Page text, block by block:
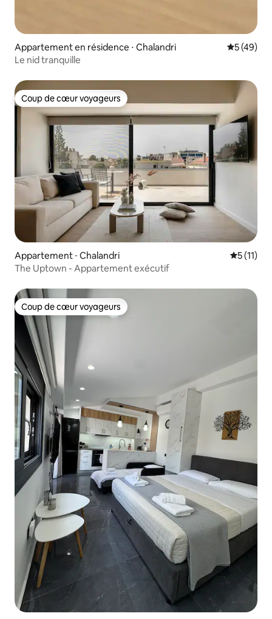
Appartement en résidence ⋅ Chalandri
5 (49)
Le nid tranquille
Coup de cœur voyageurs
Coup de cœur voyageurs
Appartement ⋅ Chalandri
5 (11)
The Uptown - Appartement exécutif
Coup de cœur voyageurs
Coup de cœur voyageurs